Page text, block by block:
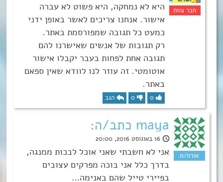
היא לא נמחקה, היא פשוט לא עברה
אישור. אנחנו צריכים לאשר באופן ידני
כמעט כל תגובה שמפורסמת באתר.
רק תגובות של אנשים שאישרנו להם
תגובה אחת לפחות בעבר יקבלו אישור
אוטומטי. זה עוזר לנו לוודא שאין ספאם
באתר.
0
0 הגב
maya כתב/ה:
16 באוגוסט 2016, 20:00
אני לא חשבתי שאני אוכל לבכות ממנגה,
בדרך כלל אני בוכה מפרקים עצובים
בפיירי טייל שהם באנימה…